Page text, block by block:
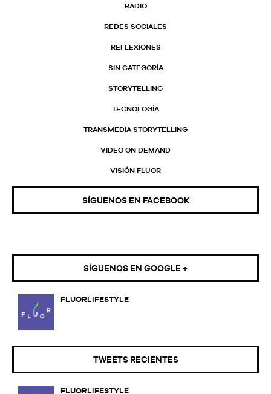
RADIO
REDES SOCIALES
REFLEXIONES
SIN CATEGORÍA
STORYTELLING
TECNOLOGÍA
TRANSMEDIA STORYTELLING
VIDEO ON DEMAND
VISIÓN FLUOR
SÍGUENOS EN FACEBOOK
SÍGUENOS EN GOOGLE +
FLUORLIFESTYLE
TWEETS RECIENTES
FLUORLIFESTYLE